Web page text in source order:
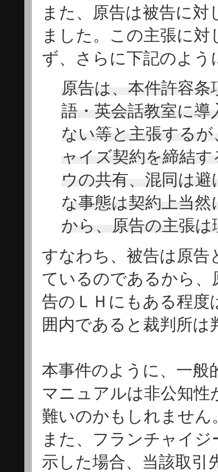
また、原告は被告に
ました。この主張に
ず、さらに下記のよ
原告は、本件許容
語・英会話教室に
ない等と主張する
ャイズ契約を締結
ウの共有、混同は
な事態は契約上当
から、原告の主張
すなわち、被告は原告
ているのであるから
告のＬＨにもある程度
囲内であると裁判所
本事件のように、一
マニュアルは非公知
難いのかもしれません
また、フランチャイ
示した場合、当該取引